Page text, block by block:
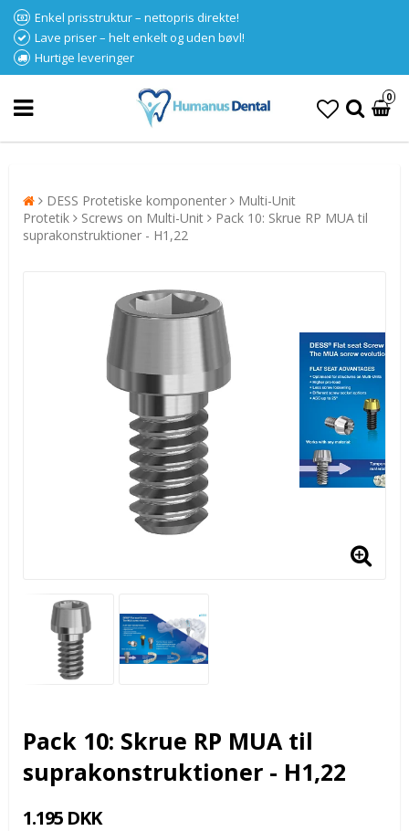
Enkel prisstruktur – nettopris direkte!
Lave priser – helt enkelt og uden bøvl!
Hurtige leveringer
0
DESS Protetiske komponenter
Multi-Unit
Protetik
Screws on Multi-Unit
Pack 10: Skrue RP MUA til
suprakonstruktioner - H1,22
Pack 10: Skrue RP MUA til
suprakonstruktioner - H1,22
1.195 DKK